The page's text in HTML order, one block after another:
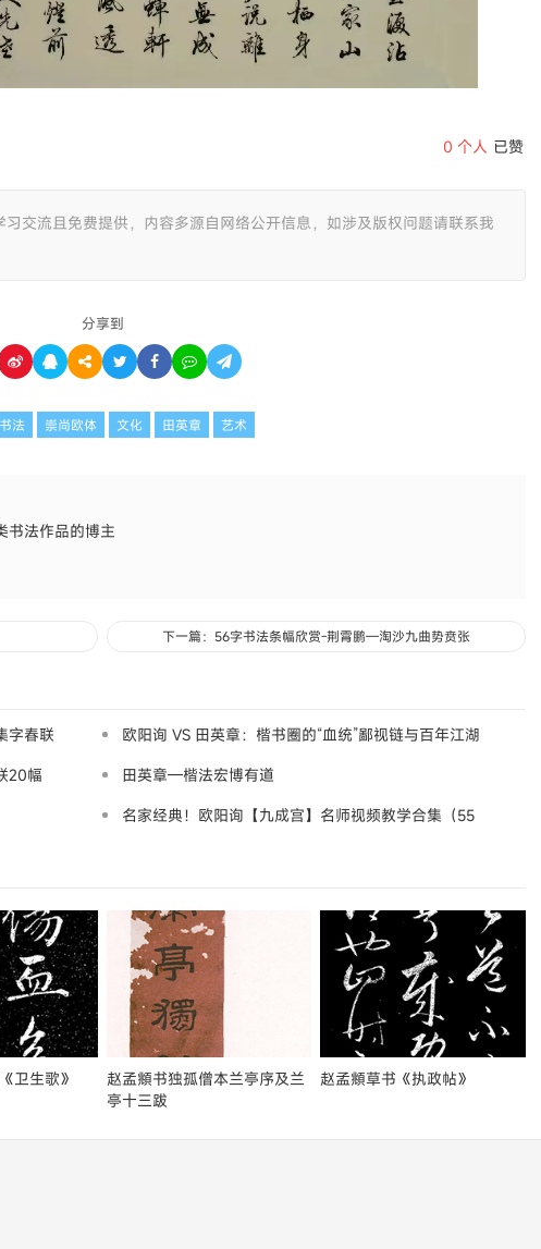
0 个人 已赞
交流且免费提供，内容多源自网络公开信息，如涉及版权问题请联系我
分享到
书法 崇尚欧体 文化 田英章 艺术
书法作品的博主
下一篇：56字书法条幅欣赏-荆霄鹏—淘沙九曲势贲张
字春联
欧阳询 VS 田英章：楷书圈的“血统”鄙视链与百年江湖
20幅
田英章—楷法宏博有道
名家经典！欧阳询【九成宫】名师视频教学合集（55
卫生歌》
赵孟頫书独孤僧本兰亭序及兰
亭十三跋
赵孟頫草书《执政帖》